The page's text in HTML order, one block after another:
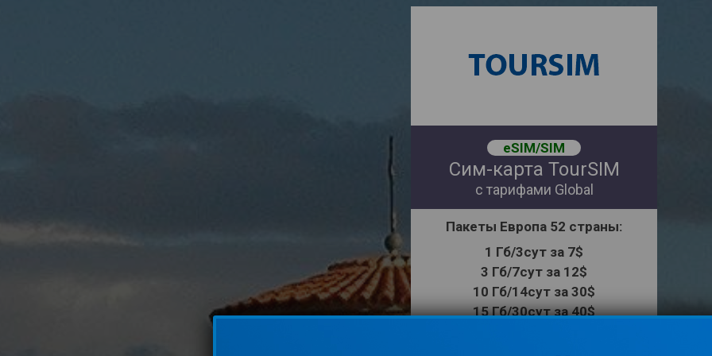
eSIM/SIM
Сим-карта TourSIM
с тарифами Global
Пакеты Европа 52 страны:
1 Гб/3сут за 7$
3 Гб/7сут за 12$
10 Гб/14сут за 30$
15 Гб/30сут за 40$
Действуют с момента выхода в